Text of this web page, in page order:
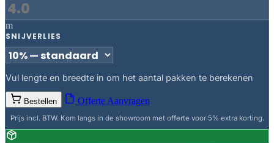
m
SNIJVERLIES
Vul lengte en breedte in om het aantal pakken te berekenen
Bestellen Offerte Aanvragen
Prijs incl. BTW. Kom langs in de showroom met offerte voor 5% extra korting.